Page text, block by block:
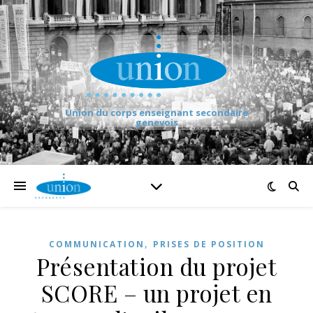
Union du corps enseignant secondaire
genevois
COMMUNICATION , PRISES DE POSITION
Présentation du projet
SCORE – un projet en